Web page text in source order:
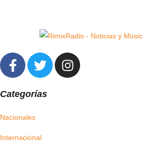
Categorías
Nacionales
Internacional